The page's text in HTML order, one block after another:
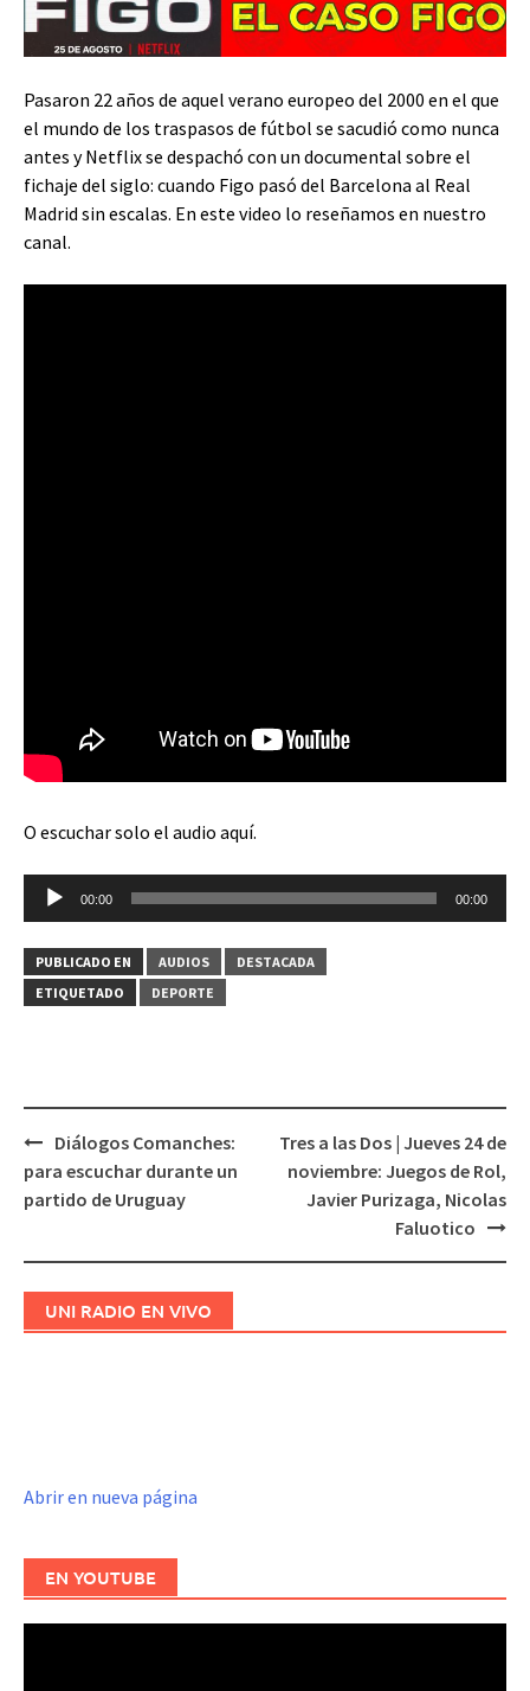
Pasaron 22 años de aquel verano europeo del 2000 en el que
el mundo de los traspasos de fútbol se sacudió como nunca
antes y Netflix se despachó con un documental sobre el
fichaje del siglo: cuando Figo pasó del Barcelona al Real
Madrid sin escalas. En este video lo reseñamos en nuestro
canal.
O escuchar solo el audio aquí.
Reproductor
audio
00:00 00:00
PUBLICADO EN AUDIOS
DESTACADA
ETIQUETADO
DEPORTE
Navegación
de
entradas
Diálogos Comanches:
para escuchar durante un
partido de Uruguay
Tres a las Dos | Jueves 24 de
noviembre: Juegos de Rol,
Javier Purizaga, Nicolas
Faluotico
UNI RADIO EN VIVO
Abrir en nueva página
EN YOUTUBE